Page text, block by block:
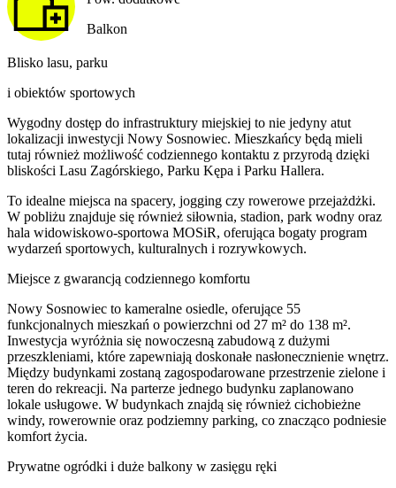
Balkon
Blisko lasu, parku
i obiektów sportowych
Wygodny dostęp do infrastruktury miejskiej to nie jedyny atut
lokalizacji inwestycji Nowy Sosnowiec. Mieszkańcy będą mieli
tutaj również możliwość codziennego kontaktu z przyrodą dzięki
bliskości Lasu Zagórskiego, Parku Kępa i Parku Hallera.
To idealne miejsca na spacery, jogging czy rowerowe przejażdżki.
W pobliżu znajduje się również siłownia, stadion, park wodny oraz
hala widowiskowo-sportowa MOSiR, oferująca bogaty program
wydarzeń sportowych, kulturalnych i rozrywkowych.
Miejsce z gwarancją codziennego komfortu
Nowy Sosnowiec to kameralne osiedle, oferujące 55
funkcjonalnych mieszkań o powierzchni od 27 m² do 138 m².
Inwestycja wyróżnia się nowoczesną zabudową z dużymi
przeszkleniami, które zapewniają doskonałe nasłonecznienie wnętrz.
Między budynkami zostaną zagospodarowane przestrzenie zielone i
teren do rekreacji. Na parterze jednego budynku zaplanowano
lokale usługowe. W budynkach znajdą się również cichobieżne
windy, rowerownie oraz podziemny parking, co znacząco podniesie
komfort życia.
Prywatne ogródki i duże balkony w zasięgu ręki